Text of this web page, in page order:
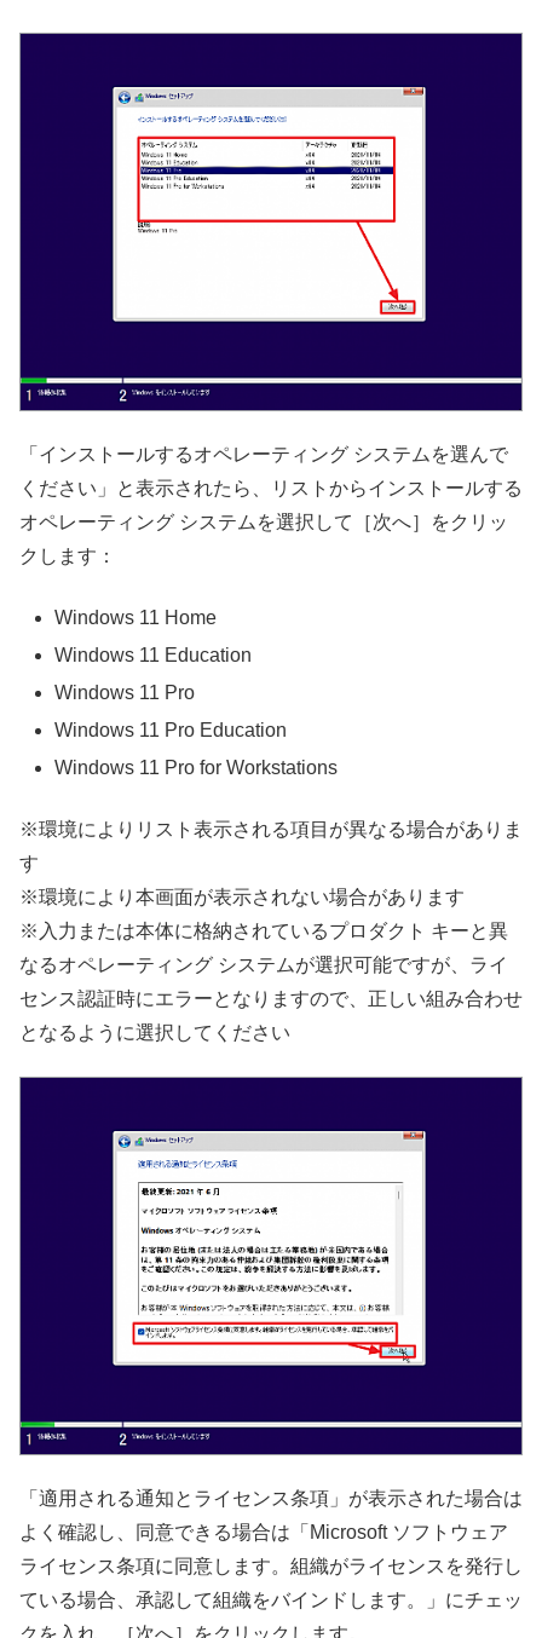
「インストールするオペレーティング システムを選んで
ください」と表示されたら、リストからインストールする
オペレーティング システムを選択して［次へ］をクリッ
クします：
Windows 11 Home
Windows 11 Education
Windows 11 Pro
Windows 11 Pro Education
Windows 11 Pro for Workstations
※環境によりリスト表示される項目が異なる場合がありま
す
※環境により本画面が表示されない場合があります
※入力または本体に格納されているプロダクト キーと異
なるオペレーティング システムが選択可能ですが、ライ
センス認証時にエラーとなりますので、正しい組み合わせ
となるように選択してください
「適用される通知とライセンス条項」が表示された場合は
よく確認し、同意できる場合は「Microsoft ソフトウェア
ライセンス条項に同意します。組織がライセンスを発行し
ている場合、承認して組織をバインドします。」にチェッ
クを入れ、［次へ］をクリックします。